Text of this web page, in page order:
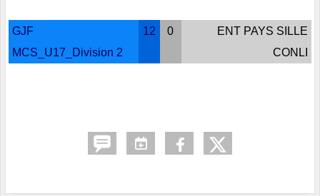
GJF
MCS_U17_Division 2
12 0
ENT PAYS SILLE
CONLI